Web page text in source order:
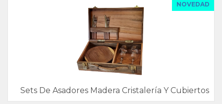
NOVEDAD
Sets De Asadores Madera Cristalería Y Cubiertos